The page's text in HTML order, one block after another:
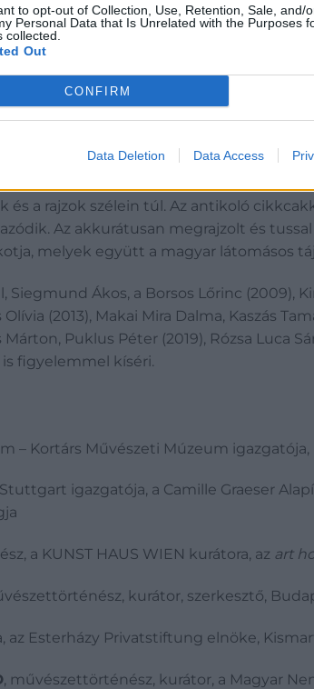
to opt-out of Collection, Use, Retention, Sale, and/
Personal Data that Is Unrelated with the Purposes
collected.
Out
CONFIRM
Data Deletion Data Access
kútból csöppenő víz üveggé fagy a
kosárfejű emberek táncikálnak, míg
mitológiai érzékiséggel megépített
vezetnek el. A búzakalászok
dal melódiája. A zsűri a művészpáros
a díjak egyikét is nekik ítélte oda.
tájképein
és a rajzok szélein túl. Az antikoló
Az akkurátusan megrajzolt és
melyek együtt a magyar látomásos
Ákos, a Borsos Lőrinc (2009),
(2013), Makai Mira Dalma, Kaszás
Puklus Péter (2019), Rózsa Luca
figyelemmel kíséri.
– Kortárs Művészeti Múzeum
igazgatója, a Camille Graeser
a KUNST HAUS WIEN kurátora, az art
kurátor, szerkesztő,
az Esterházy Privatstiftung elnöke,
, művészettörténész, kurátor, a Magyar